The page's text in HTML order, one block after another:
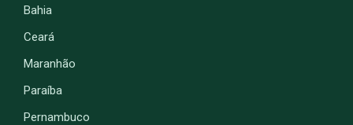
Bahia
Ceará
Maranhão
Paraíba
Pernambuco